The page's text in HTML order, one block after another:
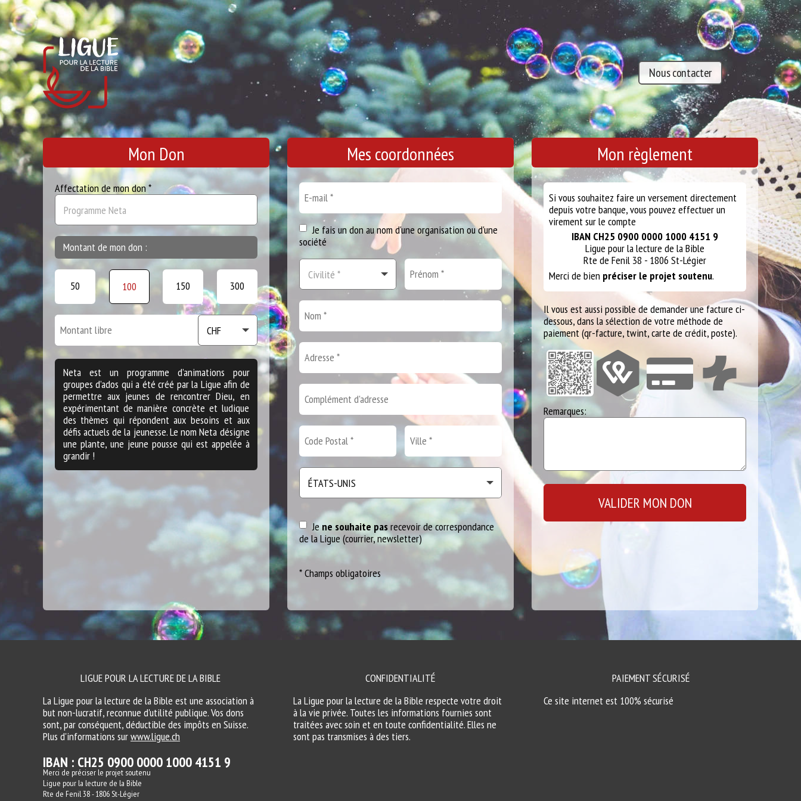
Nous contacter
Mon Don
Affectation de mon don *
Montant de mon don :
50 100 150 300
Neta est un programme d’animations pour
groupes d’ados qui a été créé par la Ligue afin de
permettre aux jeunes de rencontrer Dieu, en
expérimentant de manière concrète et ludique
des thèmes qui répondent aux besoins et aux
défis actuels de la jeunesse. Le nom Neta désigne
une plante, une jeune pousse qui est appelée à
grandir !
Mes coordonnées
Je fais un don au nom d'une organisation ou d'une
société
Jene souhaite pasrecevoir de correspondance
de la Ligue (courrier, newsletter)
* Champs obligatoires
Mon règlement
Si vous souhaitez faire un versement directement
depuis votre banque, vous pouvez effectuer un
virement sur le compte
IBAN CH25 0900 0000 1000 4151 9
Ligue pour la lecture de la Bible
Rte de Fenil 38 - 1806 St-Légier
Merci de bien préciser le projet soutenu.
Il vous est aussi possible de demander une facture ci-
dessous, dans la sélection de votre méthode de
paiement (qr-facture, twint, carte de crédit, poste).
Remarques:
LIGUE POUR LA LECTURE DE LA BIBLE
La Ligue pour la lecture de la Bible est une association à
but non-lucratif, reconnue d'utilité publique. Vos dons
sont, par conséquent, déductible des impôts en Suisse.
Plus d'informations surwww.ligue.ch
IBAN : CH25 0900 0000 1000 4151 9
Merci de préciser le projet soutenu
Ligue pour la lecture de la Bible
Rte de Fenil 38 - 1806 St-Légier
CONFIDENTIALITÉ
La Ligue pour la lecture de la Bible respecte votre droit
à la vie privée. Toutes les informations fournies sont
traitées avec soin et en toute confidentialité. Elles ne
sont pas transmises à des tiers.
PAIEMENT SÉCURISÉ
Ce site internet est 100% sécurisé